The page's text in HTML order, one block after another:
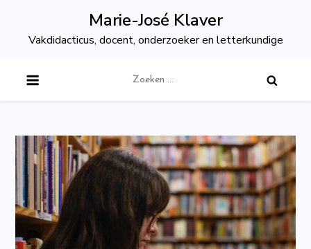
content
Marie-José Klaver
Vakdidacticus, docent, onderzoeker en letterkundige
naar: